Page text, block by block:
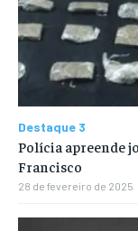
Destaque 3
Polícia apreende
Francisco
28 de fevereiro de 2025